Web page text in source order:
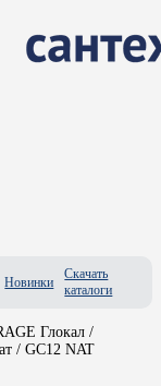
Новинки
Скачать
каталоги
Глокал /
/ GC12 NAT